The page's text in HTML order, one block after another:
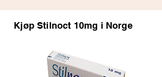
Kjøp Stilnoct 10mg i Norge